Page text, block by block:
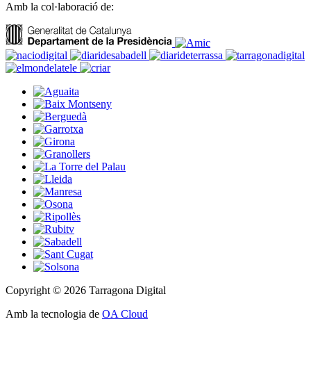
Amb la col·laboració de:
Copyright © 2026 Tarragona Digital
Amb la tecnologia de OA Cloud